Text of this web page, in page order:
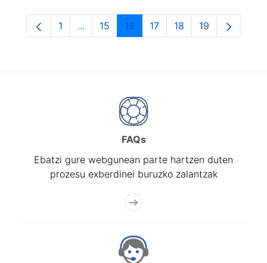
Orrialdea
1 ...Intermediate Pages Use TAB to navigate.
Orrialdea
15 Orrialdea
16 Orrialdea
17 Orrialdea
18 Orrialdea
19
FAQs
Ebatzi gure webgunean parte hartzen duten
prozesu exberdinei buruzko zalantzak